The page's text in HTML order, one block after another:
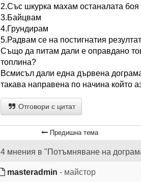
2.Със шкурка махам останалата
3.Байцвам
4.Грундирам
5.Радвам се на постигнатия
Също да питам дали е оправдано
топлина?
Всмисъл дали една дървена
такава направена по начина който
Отговори с цитат
Предишна тема
4 мнения в "Потъмняване на
masteradmin - майстор